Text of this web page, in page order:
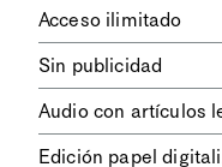
digitales dela diaria
los contenidos de Le
diplomatique.
Acceso ilimitado
contenidos.
Sin publicidad
publicitarios.
Audio con artículos
Edición papel